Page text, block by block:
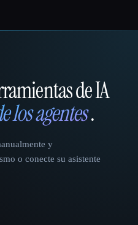
de IA
los agentes.
y
o conecte su asistente